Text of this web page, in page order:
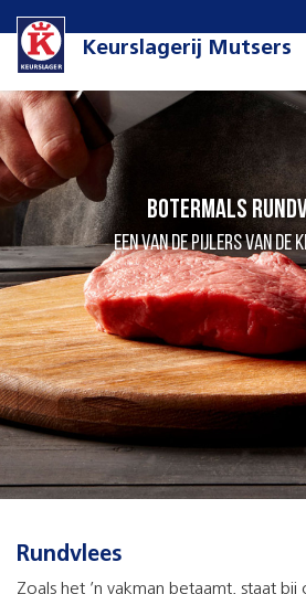
Keurslagerij Mutsers
Botermals
een van de pijlers van de
Rundvlees
Zoals het ’n vakman betaamt, staat